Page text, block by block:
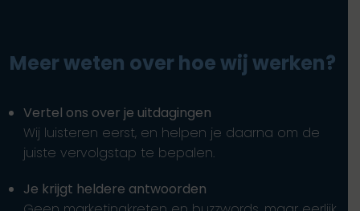
Meer weten over hoe wij werken?
Vertel ons over je uitdagingen
Wij luisteren eerst, en helpen je daarna om de
juiste vervolgstap te bepalen.
Je krijgt heldere antwoorden